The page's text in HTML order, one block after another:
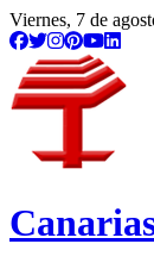
Viernes, 7 de